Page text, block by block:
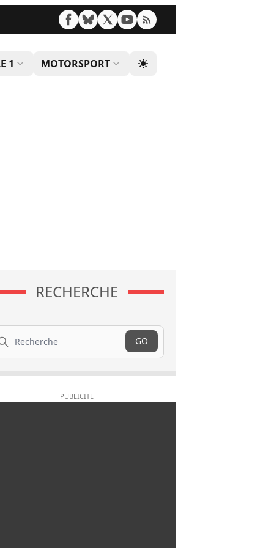
1 MOTORSPORT
RECHERCHE
GO